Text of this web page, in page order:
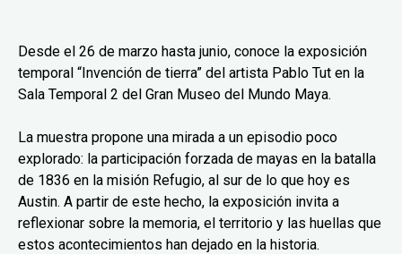
Desde el 26 de marzo hasta junio, conoce la exposición
temporal “Invención de tierra” del artista Pablo Tut en la
Sala Temporal 2 del Gran Museo del Mundo Maya.
La muestra propone una mirada a un episodio poco
explorado: la participación forzada de mayas en la batalla
de 1836 en la misión Refugio, al sur de lo que hoy es
Austin. A partir de este hecho, la exposición invita a
reflexionar sobre la memoria, el territorio y las huellas que
estos acontecimientos han dejado en la historia.